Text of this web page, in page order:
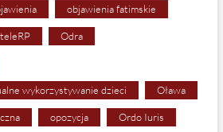
objawienia fatimskie
Odra
wykorzystywanie dzieci Oława
opozycja Ordo Iuris